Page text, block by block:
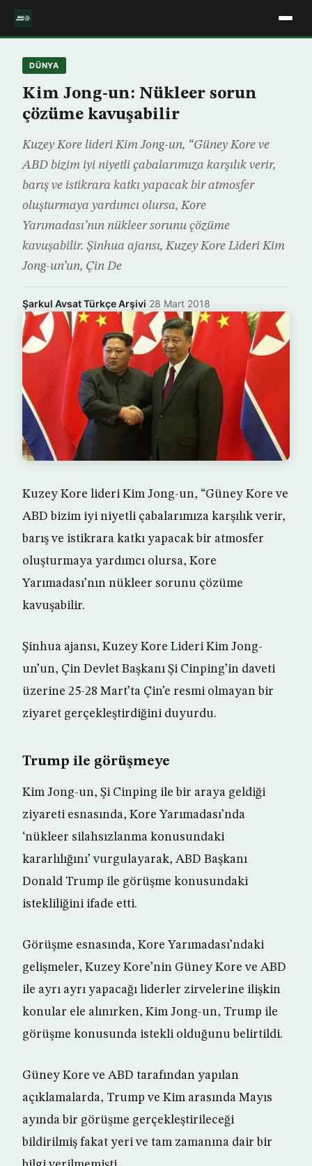
DÜNYA
Kim Jong-un: Nükleer sorun
çözüme kavuşabilir
Kuzey Kore lideri Kim Jong-un, “Güney Kore ve
ABD bizim iyi niyetli çabalarımıza karşılık verir,
barış ve istikrara katkı yapacak bir atmosfer
oluşturmaya yardımcı olursa, Kore
Yarımadası’nın nükleer sorunu çözüme
kavuşabilir. Şinhua ajansı, Kuzey Kore Lideri Kim
Jong-un’un, Çin De
Şarkul Avsat Türkçe Arşivi·28 Mart 2018
Kuzey Kore lideri Kim Jong-un, “Güney Kore ve
ABD bizim iyi niyetli çabalarımıza karşılık verir,
barış ve istikrara katkı yapacak bir atmosfer
oluşturmaya yardımcı olursa, Kore
Yarımadası’nın nükleer sorunu çözüme
kavuşabilir.
Şinhua ajansı, Kuzey Kore Lideri Kim Jong-
un’un, Çin Devlet Başkanı Şi Cinping’in daveti
üzerine 25-28 Mart’ta Çin’e resmi olmayan bir
ziyaret gerçekleştirdiğini duyurdu.
Trump ile görüşmeye
Kim Jong-un, Şi Cinping ile bir araya geldiği
ziyareti esnasında, Kore Yarımadası’nda
‘nükleer silahsızlanma konusundaki
kararlılığını’ vurgulayarak, ABD Başkanı
Donald Trump ile görüşme konusundaki
istekliliğini ifade etti.
Görüşme esnasında, Kore Yarımadası’ndaki
gelişmeler, Kuzey Kore’nin Güney Kore ve ABD
ile ayrı ayrı yapacağı liderler zirvelerine ilişkin
konular ele alınırken, Kim Jong-un, Trump ile
görüşme konusunda istekli olduğunu belirtildi.
Güney Kore ve ABD tarafından yapılan
açıklamalarda, Trump ve Kim arasında Mayıs
ayında bir görüşme gerçekleştirileceği
bildirilmiş fakat yeri ve tam zamanına dair bir